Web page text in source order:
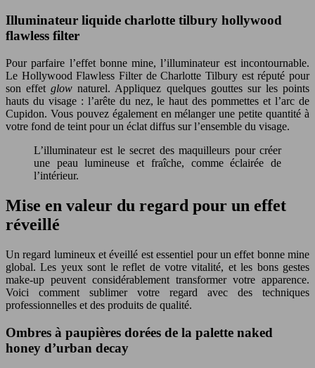
Illuminateur liquide charlotte tilbury hollywood
flawless filter
Pour parfaire l’effet bonne mine, l’illuminateur est incontournable.
Le Hollywood Flawless Filter de Charlotte Tilbury est réputé pour
son effetglownaturel. Appliquez quelques gouttes sur les points
hauts du visage : l’arête du nez, le haut des pommettes et l’arc de
Cupidon. Vous pouvez également en mélanger une petite quantité à
votre fond de teint pour un éclat diffus sur l’ensemble du visage.
L’illuminateur est le secret des maquilleurs pour créer
une peau lumineuse et fraîche, comme éclairée de
l’intérieur.
Mise en valeur du regard pour un effet
réveillé
Un regard lumineux et éveillé est essentiel pour un effet bonne mine
global. Les yeux sont le reflet de votre vitalité, et les bons gestes
make-up peuvent considérablement transformer votre apparence.
Voici comment sublimer votre regard avec des techniques
professionnelles et des produits de qualité.
Ombres à paupières dorées de la palette naked
honey d’urban decay